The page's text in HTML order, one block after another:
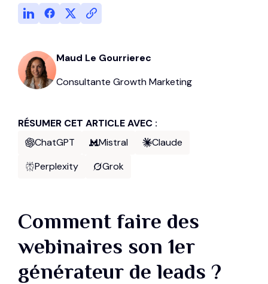
Maud Le Gourrierec
Consultante Growth Marketing
RÉSUMER CET ARTICLE AVEC :
ChatGPT
Mistral
Claude
Perplexity
Grok
Comment faire des
webinaires son 1er
générateur de leads ?